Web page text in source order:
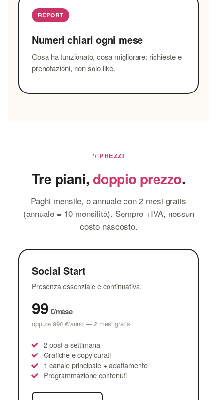
REPORT
Numeri chiari ogni mese
Cosa ha funzionato, cosa migliorare: richieste e
prenotazioni, non solo like.
// PREZZI
Tre piani, doppio prezzo.
Paghi mensile, o annuale con 2 mesi gratis
(annuale = 10 mensilità). Sempre +IVA, nessun
costo nascosto.
Social Start
Presenza essenziale e continuativa.
99€/mese
oppure 990 €/anno — 2 mesi gratis
2 post a settimana
Grafiche e copy curati
1 canale principale + adattamento
Programmazione contenuti